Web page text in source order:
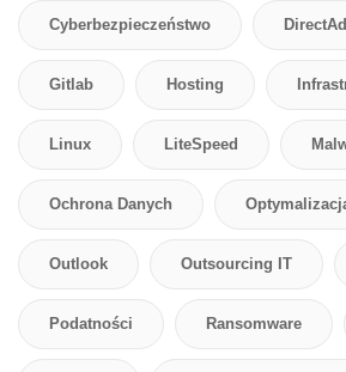
Cyberbezpieczeństwo
Gitlab Hosting
Linux LiteSpeed
Ochrona Danych
Outlook Outsourcing IT
Podatności Ransomware